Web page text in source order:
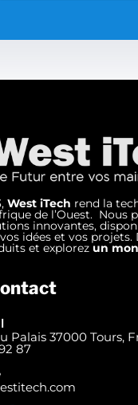
West iTech rend la
de l’Ouest. Nous
innovantes,
idées et vos projets.
et explorez un
Palais 37000 Tours,
87